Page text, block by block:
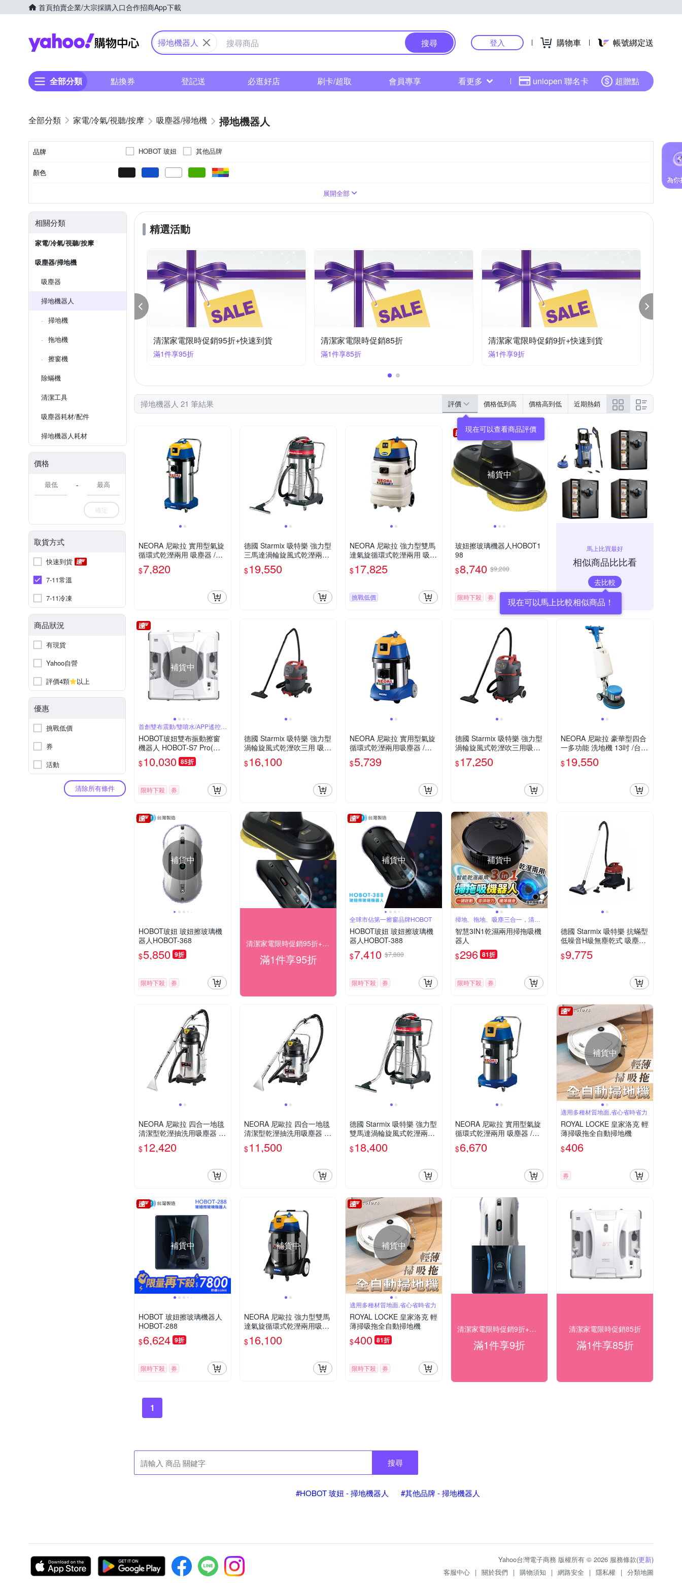
首頁拍賣企業/大宗採購入口合作招商App下載
Yahoo購物中心
掃地機器人 搜尋 登入 購物車 帳號綁定送
全部分類 點換券 登記送 必逛好店 刷卡/超取 會員專享 看更多 uniopen 聯名卡 超贈點
家電/冷氣/視聽/按摩 吸塵器/掃地機 掃地機器人
品牌 HOBOT 玻妞 其他品牌
顏色
220V
隨機走
展開全部
相關分類
家電/冷氣/視聽/按摩
吸塵器/掃地機
吸塵器
掃地機器人
掃地機
拖地機
擦窗機
除蟎機
清潔工具
吸塵器耗材/配件
掃地機器人耗材
價格
-
確定
取貨方式
快速到貨
7-11常溫
7-11冷凍
商品狀況
有現貨
Yahoo自營
評價4顆
以上
優惠
挑戰低價
券
活動
清除所有條件
精選活動
電限時促銷85折 清潔家電限時促銷9折+快速到貨
滿1件享9折
清潔家電限時促銷8折
滿1件享8折
清潔家電限時促銷8折
滿1件享8折
掃地機器人 21 筆結果 評價 價格低到高 價格高到低 近期熱銷
NEORA 尼歐拉 實用型氣旋
循環式乾溼兩用 吸塵器 /台
AS-400
$7,820
德國 Starmix 吸特樂 強力型
三馬達渦輪旋風式乾溼兩用
吸塵器 /台 GS-3078
$19,550
NEORA 尼歐拉 強力型雙馬
達氣旋循環式乾溼兩用 吸塵
器 /台 AS-900
$17,825
挑戰低價
補貨中
玻妞擦玻璃機器人HOBOT1
98
$8,740 $9,200
限時下殺 券
馬上比買最好
相似商品比比看
去比較
現在可以馬上比較相似商品！
補貨中
首創雙布震動/雙噴水/APP遙控器
雙控制
HOBOT玻妞雙布振動擦窗
機器人 HOBOT-S7 Pro(全
球首創雙布震動/雙噴水/AP
P遙控器雙控制)
$10,030 85折
限時下殺 券
德國 Starmix 吸特樂 強力型
渦輪旋風式乾溼吹三用 吸塵
器 /台 NSG-1420
$16,100
NEORA 尼歐拉 實用型氣旋
循環式乾溼兩用吸塵器 /台
AS-150
$5,739
德國 Starmix 吸特樂 強力型
渦輪旋風式乾溼吹三用吸塵
器 /台 NSG uClean-1432
$17,250
NEORA 尼歐拉 豪華型四合
一多功能 洗地機 13吋 /台 N
C175-13
$19,550
補貨中
HOBOT玻妞 玻妞擦玻璃機
器人HOBOT-368
$5,850 9折
限時下殺 券
清潔家電限時促銷95折+快速到貨
滿1件享95折
補貨中
全球市佔第一擦窗品牌HOBOT
HOBOT玻妞 玻妞擦玻璃機
器人HOBOT-388
$7,410 $7,800
限時下殺 券
補貨中
掃地、拖地、吸塵三合一，清潔
好幫手
智慧3IN1乾濕兩用掃拖吸機
器人
$296 81折
限時下殺 券
德國 Starmix 吸特樂 抗蟎型
低噪音H級無塵乾式 吸塵器
/台 TSC-1214 HEPA
$9,775
NEORA 尼歐拉 四合一地毯
清潔型乾溼抽洗用吸塵器 /
台 AS-400 SC
$12,420
NEORA 尼歐拉 四合一地毯
清潔型乾溼抽洗用吸塵器 /
台 AS-200 SC
$11,500
德國 Starmix 吸特樂 強力型
雙馬達渦輪旋風式乾溼兩用
吸塵器 /台 GS-2078
$18,400
NEORA 尼歐拉 實用型氣旋
循環式乾溼兩用 吸塵器 /台
AS-300
$6,670
補貨中
適用多種材質地面,省心省時省力
ROYAL LOCKE 皇家洛克 輕
薄掃吸拖全自動掃地機
$406
券
補貨中
HOBOT 玻妞擦玻璃機器人
HOBOT-288
$6,624 9折
限時下殺 券
補貨中
NEORA 尼歐拉 強力型雙馬
達氣旋循環式乾溼兩用吸塵
器 /台 AS-800
$16,100
補貨中
適用多種材質地面,省心省時省力
ROYAL LOCKE 皇家洛克 輕
薄掃吸拖全自動掃地機
$400 81折
限時下殺 券
清潔家電限時促銷9折+快速到貨
滿1件享9折
清潔家電限時促銷85折
滿1件享85折
1
搜尋
#HOBOT 玻妞 - 掃地機器人 #其他品牌 - 掃地機器人
Yahoo台灣電子商務 版權所有 © 2026 服務條款(更新)
客服中心 | 關於我們 | 購物須知 | 網路安全 | 隱私權 | 分類地圖